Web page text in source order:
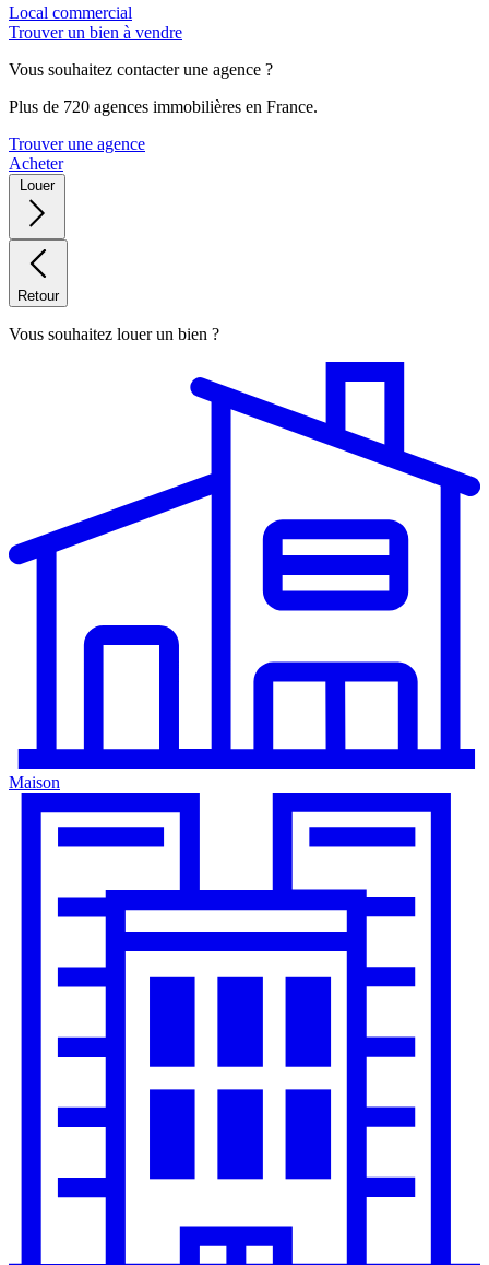
Local commercial
Trouver un bien à vendre
Vous souhaitez contacter une agence ?
Plus de 720 agences immobilières en France.
Trouver une agence
Acheter
Louer
Retour
Vous souhaitez louer un bien ?
Maison